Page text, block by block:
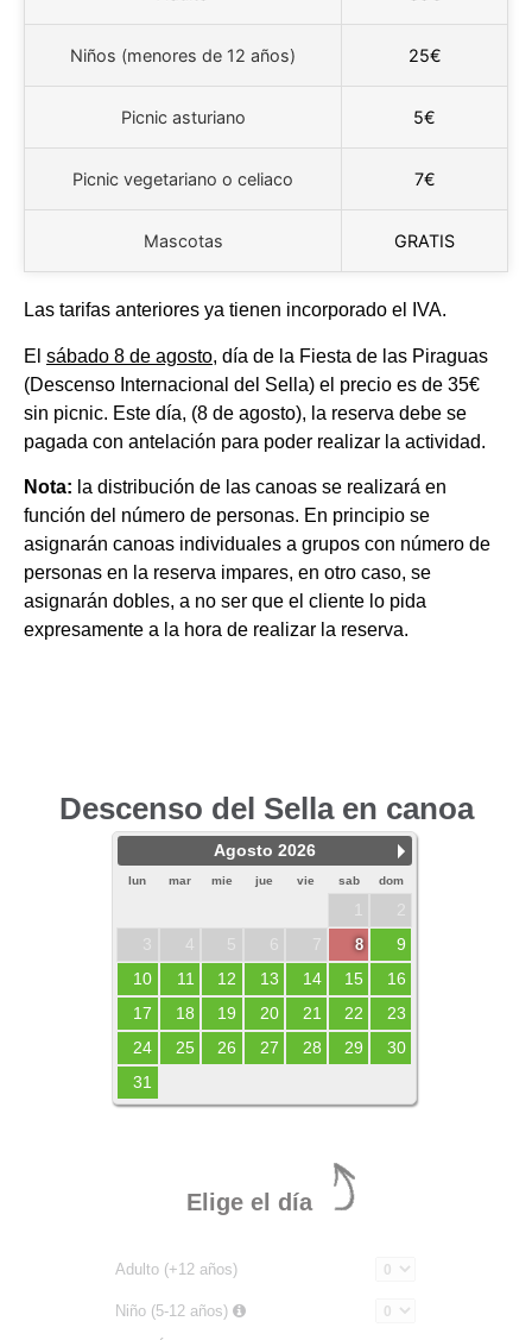
Niños (menores de 12 años) 25€
Picnic asturiano 5€
Picnic vegetariano o celiaco 7€
Mascotas GRATIS
Las tarifas anteriores ya tienen incorporado el IVA.
El sábado 8 de agosto, día de la Fiesta de las Piraguas
(Descenso Internacional del Sella) el precio es de 35€
sin picnic. Este día, (8 de agosto), la reserva debe se
pagada con antelación para poder realizar la actividad.
Nota: la distribución de las canoas se realizará en
función del número de personas. En principio se
asignarán canoas individuales a grupos con número de
personas en la reserva impares, en otro caso, se
asignarán dobles, a no ser que el cliente lo pida
expresamente a la hora de realizar la reserva.